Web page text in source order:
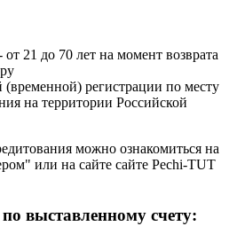
от 21 до 70 лет на момент возврата
регистрации по месту
на территории Российской
можно ознакомиться на
или на сайте сайте Pechi-TUT
выставленному счету: